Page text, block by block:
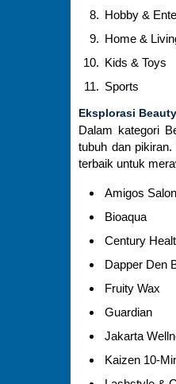
Hobby &
Home &
Kids & Toys
Sports
Eksplorasi
Dalam kategori
tubuh dan
terbaik untuk
Amigos Salon
Bioaqua
Century
Dapper Den
Fruity Wax
Guardian
Jakarta
Kaizen 10-